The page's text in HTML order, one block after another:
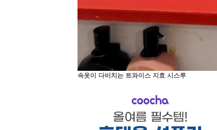
속옷이 다비치는 트와이스 지효 시스루